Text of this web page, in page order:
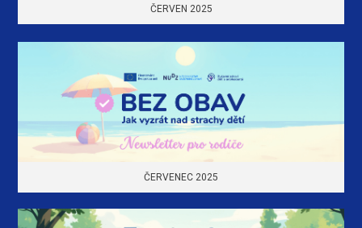
ČERVEN 2025
ČERVENEC 2025